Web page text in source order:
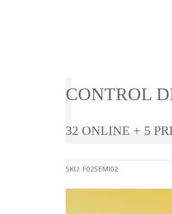
CONTROL
32 ONLINE + 5
SKU: F02SEMI02